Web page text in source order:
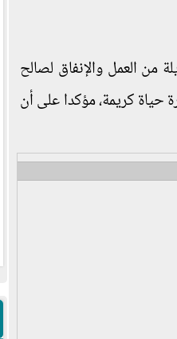
العمل والإنفاق لصالح
حياة كريمة، مؤكدا على أن